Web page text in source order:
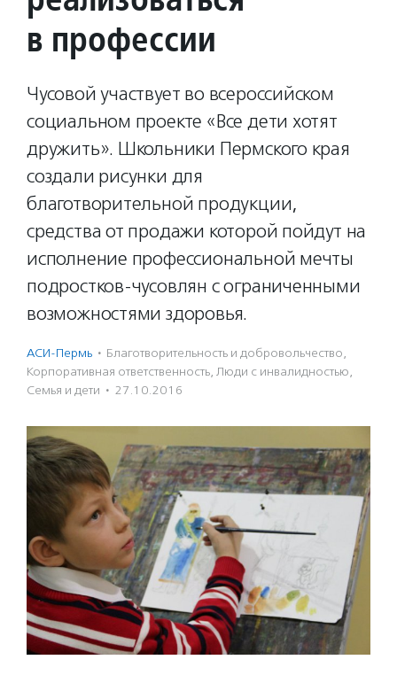
в профессии
Чусовой участвует во всероссийском
социальном проекте «Все дети хотят
дружить». Школьники Пермского края
создали рисунки для
благотворительной продукции,
средства от продажи которой пойдут на
исполнение профессиональной мечты
подростков-чусовлян с ограниченными
возможностями здоровья.
АСИ-Пермь · Благотвори­тель­ность и доброволь­чест­во,
Корпоративная ответственность, Люди с инвалидностью,
Семья и дети · 27.10.2016